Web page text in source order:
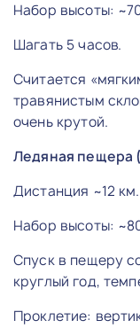
Набор высоты:
Шагать 5 часов.
Считается
травянистым
очень крутой.
Ледяная пещера
Дистанция ~12 км.
Набор высоты:
Спуск в пещеру
круглый год,
Проклетие: